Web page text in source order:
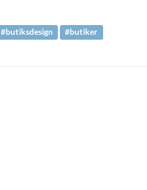
#butiksdesign #butiker